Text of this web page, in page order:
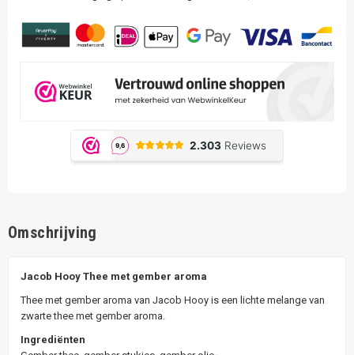
Omschrijving
Jacob Hooy Thee met gember aroma
Thee met gember aroma van Jacob Hooy is een lichte melange van
zwarte thee met gember aroma.
Ingrediënten